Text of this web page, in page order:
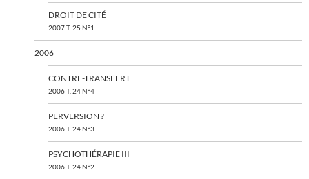
DROIT DE CITÉ
2007 T. 25 N°1
2006
CONTRE-TRANSFERT
2006 T. 24 N°4
PERVERSION ?
2006 T. 24 N°3
PSYCHOTHÉRAPIE III
2006 T. 24 N°2